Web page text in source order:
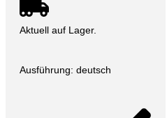
Aktuell auf Lager.
Ausführung: deutsch